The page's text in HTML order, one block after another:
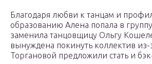
Благодаря любви к танцам и
образованию Алена попала в
заменила танцовщицу Ольгу
вынуждена покинуть коллектив
Торгановой предложили стать и